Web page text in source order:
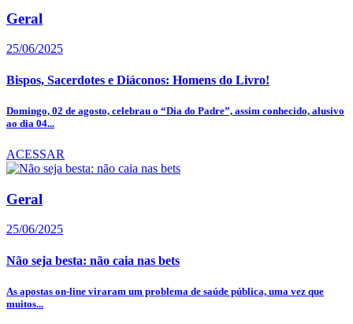
Geral
25/06/2025
Bispos, Sacerdotes e Diáconos: Homens do Livro!
Domingo, 02 de agosto, celebrau o “Dia do Padre”, assim conhecido, alusivo
ao dia 04...
ACESSAR
Geral
25/06/2025
Não seja besta: não caia nas bets
As apostas on-line viraram um problema de saúde pública, uma vez que
muitos...